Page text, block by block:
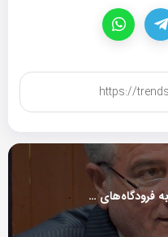
ایران ایر: بدهی به فرودگاه‌های عراق نداریم